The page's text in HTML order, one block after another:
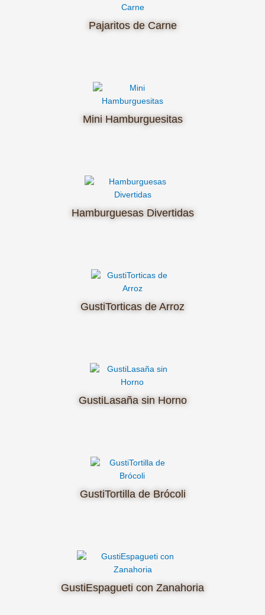
Pajaritos de Carne
Mini Hamburguesitas
Hamburguesas Divertidas
GustiTorticas de Arroz
GustiLasaña sin Horno
GustiTortilla de Brócoli
GustiEspagueti con Zanahoria